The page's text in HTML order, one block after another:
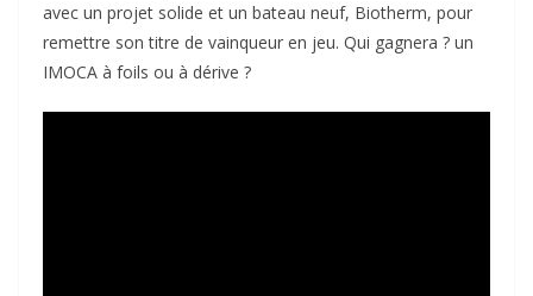
avec un projet solide et un bateau neuf, Biotherm, pour
remettre son titre de vainqueur en jeu. Qui gagnera ? un
IMOCA à foils ou à dérive ?